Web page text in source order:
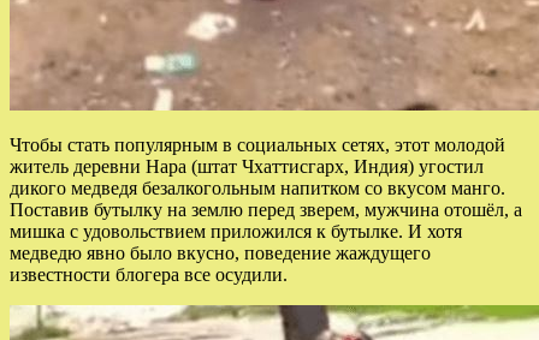
Чтобы стать популярным в социальных сетях, этот молодой
житель деревни Нара (штат Чхаттисгарх, Индия) угостил
дикого медведя безалкогольным напитком со вкусом манго.
Поставив бутылку на землю перед зверем, мужчина отошёл, а
мишка с удовольствием приложился к бутылке. И хотя
медведю явно было вкусно, поведение жаждущего
известности блогера все осудили.